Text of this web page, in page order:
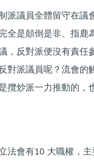
派議員全體留守在議
全是顛倒是非、指鹿
，反對派便沒有責
對派議員呢？流會的
攬炒派一力推動的，
法會有10 大職權，